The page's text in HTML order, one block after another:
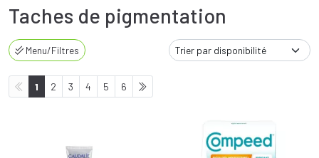
Taches de pigmentation
Menu/Filtres
1 2 3 4 5 6